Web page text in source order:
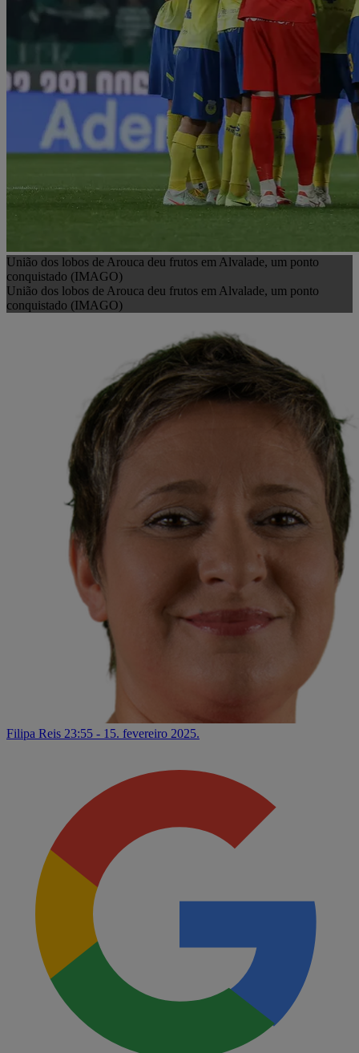
União dos lobos de Arouca deu frutos em Alvalade, um ponto
conquistado (IMAGO)
União dos lobos de Arouca deu frutos em Alvalade, um ponto
conquistado (IMAGO)
Filipa Reis 23:55 - 15. fevereiro 2025.